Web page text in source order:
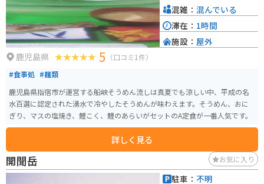
鹿児島県 5 （口コミ1件）
#食事処 #麺類
鹿児島県指宿市が運営する船峡そうめん流しは真夏でも涼しい中、平成の名
水百選に認定された湧水で冷やしたそうめんが味わえます。そうめん、おに
ぎり、マスの塩焼き、鯉こく、鯉のあらいがセットのA定食が一番人気です。
詳しく見る
混雑： 混んでいる
滞在： 1時間
施設： 屋外
開聞岳 お気に入り
駐車： 不明